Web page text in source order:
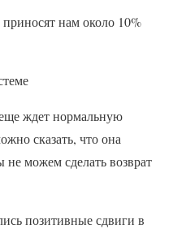
нам около 10%
ждет нормальную
сказать, что она
можем сделать возврат
позитивные сдвиги в